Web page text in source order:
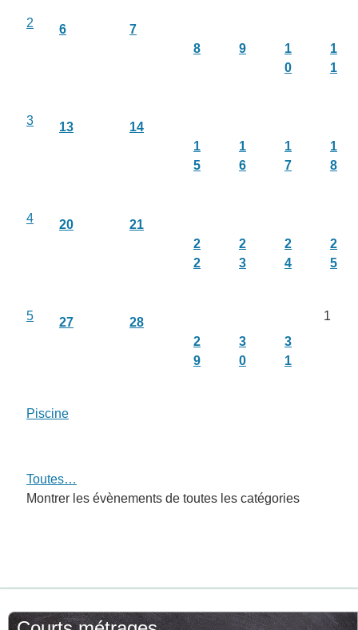
2 6
7
8
9
1
0
1
1
3 13
14
1
5
1
6
1
7
1
8
4 20
21
2
2
2
3
2
4
2
5
5 27
28
2
9
3
0
3
1
1
Piscine
Toutes…
Montrer les évènements de toutes les catégories